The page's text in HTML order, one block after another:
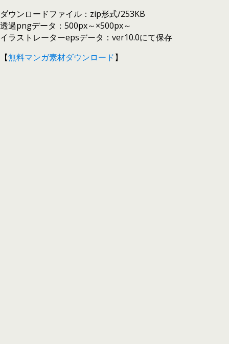
ダウンロードファイル：zip形式/253KB
透過pngデータ：500px～×500px～
イラストレーターepsデータ：ver10.0にて保存
【無料マンガ素材ダウンロード】